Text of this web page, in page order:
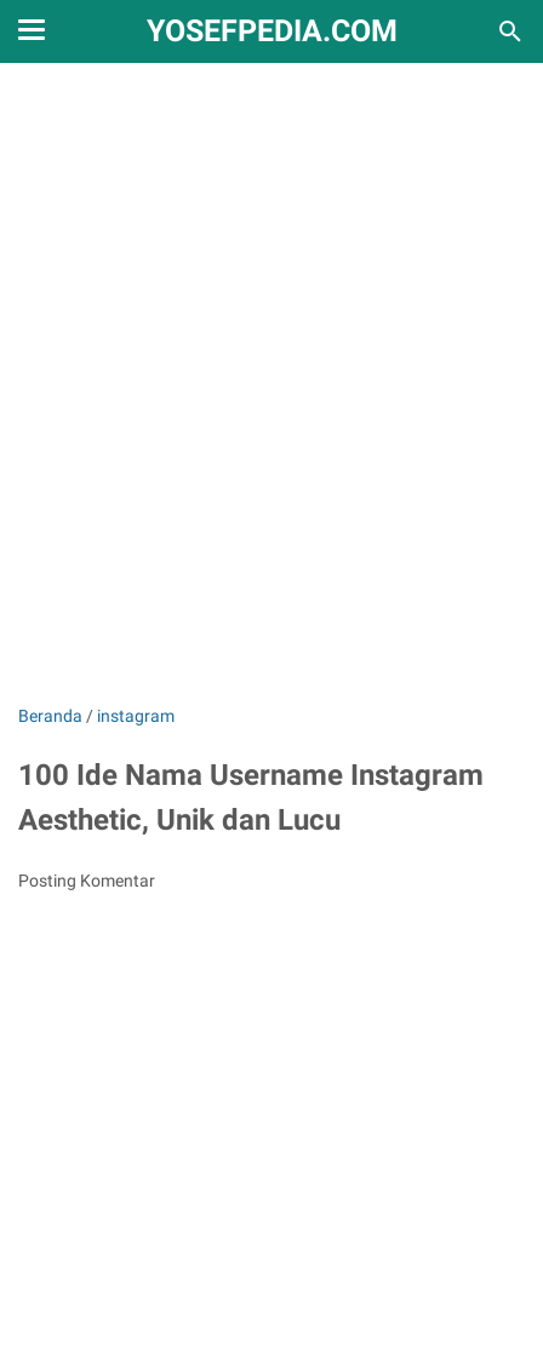
YOSEFPEDIA.COM
Beranda / instagram
100 Ide Nama Username Instagram
Aesthetic, Unik dan Lucu
Posting Komentar